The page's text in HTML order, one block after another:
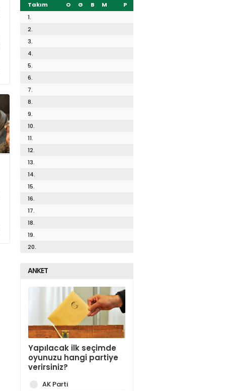
Takım O G B M
P
1.
2.
3.
4.
5.
6.
7.
8.
9.
10.
11.
12.
13.
14.
15.
16.
17.
18.
19.
20.
ANKET
Yapılacak ilk seçimde
oyunuzu hangi partiye
verirsiniz?
AK Parti